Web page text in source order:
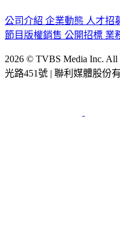
公司介紹 企業動態 人才招
節目版權銷售 公開招標 業
2026 © TVBS Media Inc.
光路451號 | 聯利媒體股份